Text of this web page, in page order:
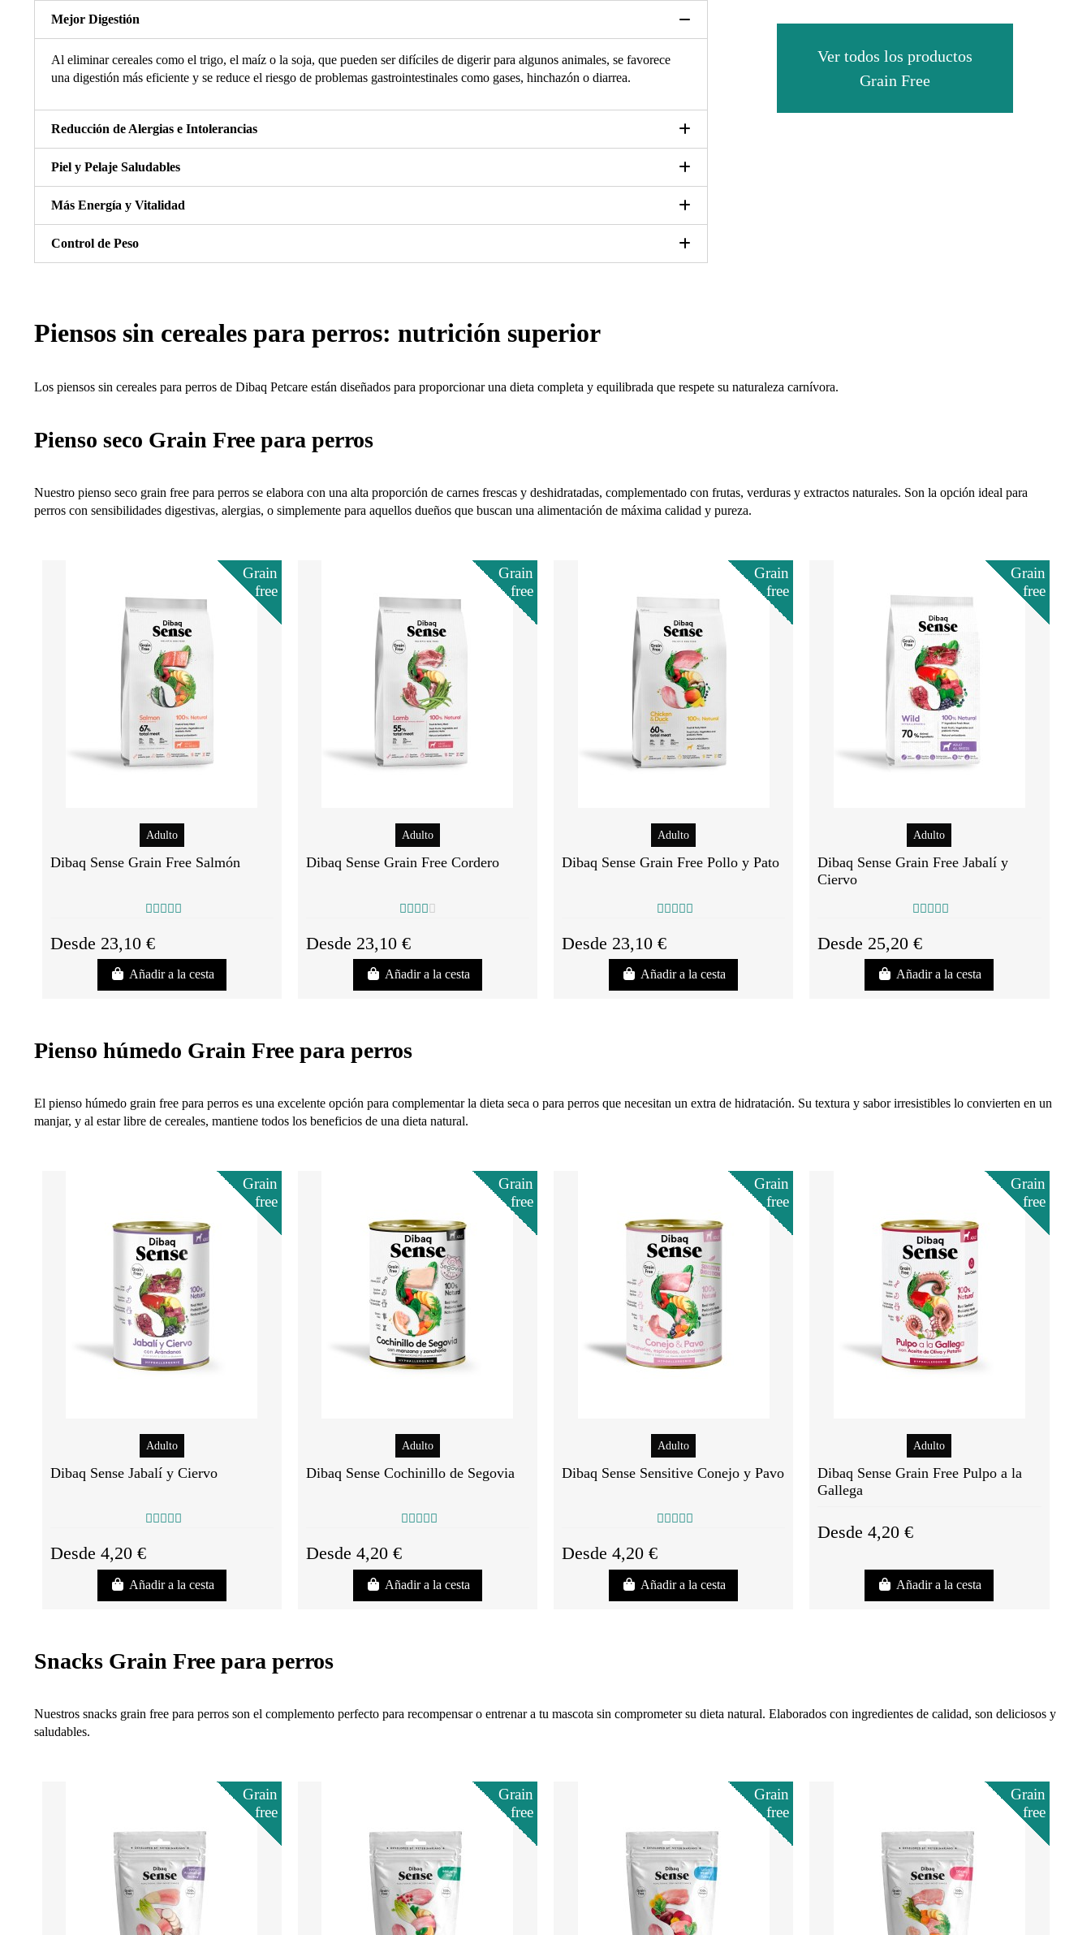
Mejor Digestión
Al eliminar cereales como el trigo, el maíz o la soja, que pueden ser difíciles de digerir para algunos animales, se favorece
una digestión más eficiente y se reduce el riesgo de problemas gastrointestinales como gases, hinchazón o diarrea.
Reducción de Alergias e Intolerancias
Piel y Pelaje Saludables
Más Energía y Vitalidad
Control de Peso
Ver todos los productos
Grain Free
Piensos sin cereales para perros: nutrición superior
Los piensos sin cereales para perros de Dibaq Petcare están diseñados para proporcionar una dieta completa y equilibrada que respete su naturaleza carnívora.
Pienso seco Grain Free para perros
Nuestro pienso seco grain free para perros se elabora con una alta proporción de carnes frescas y deshidratadas, complementado con frutas, verduras y extractos naturales. Son la opción ideal para
perros con sensibilidades digestivas, alergias, o simplemente para aquellos dueños que buscan una alimentación de máxima calidad y pureza.
Grain
free
Adulto
Dibaq Sense Grain Free Salmón
Desde 23,10 €
Añadir a la cesta
Grain
free
Adulto
Dibaq Sense Grain Free Cordero
Desde 23,10 €
Añadir a la cesta
Grain
free
Adulto
Dibaq Sense Grain Free Pollo y Pato
Desde 23,10 €
Añadir a la cesta
Grain
free
Adulto
Dibaq Sense Grain Free Jabalí y
Ciervo
Desde 25,20 €
Añadir a la cesta
Pienso húmedo Grain Free para perros
El pienso húmedo grain free para perros es una excelente opción para complementar la dieta seca o para perros que necesitan un extra de hidratación. Su textura y sabor irresistibles lo convierten en un
manjar, y al estar libre de cereales, mantiene todos los beneficios de una dieta natural.
Grain
free
Adulto
Dibaq Sense Jabalí y Ciervo
Desde 4,20 €
Añadir a la cesta
Grain
free
Adulto
Dibaq Sense Cochinillo de Segovia
Desde 4,20 €
Añadir a la cesta
Grain
free
Adulto
Dibaq Sense Sensitive Conejo y Pavo
Desde 4,20 €
Añadir a la cesta
Grain
free
Adulto
Dibaq Sense Grain Free Pulpo a la
Gallega
Desde 4,20 €
Añadir a la cesta
Snacks Grain Free para perros
Nuestros snacks grain free para perros son el complemento perfecto para recompensar o entrenar a tu mascota sin comprometer su dieta natural. Elaborados con ingredientes de calidad, son deliciosos y
saludables.
Grain
free
Grain
free
Grain
free
Grain
free